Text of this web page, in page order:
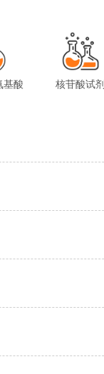
基酸 核苷酸试剂